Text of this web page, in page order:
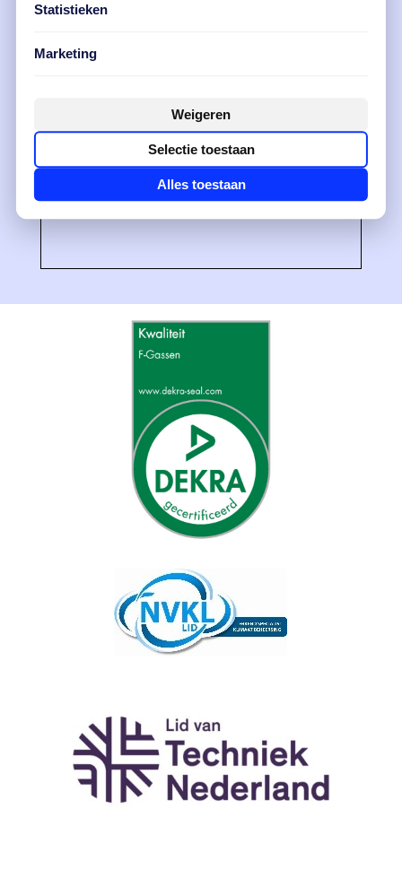
Statistieken
Marketing
Weigeren
Selectie toestaan
Alles toestaan